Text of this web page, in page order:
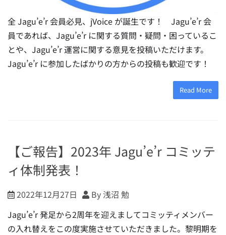
全 Jagu’e’r 会員必見、jVoice が誕生です！ Jagu’e’r 会
員であれば、Jagu’e’r に関する質問・疑問・困っているこ
とや、Jagu’e’r 運営に関する意見を投稿いただけます。
Jagu’e’r に参加したばかりの方からの投稿も歓迎です！
Read More
【ご報告】2023年 Jagu’e’r コミッテ
ィ体制発表！
2022年12月27日
By 浅沼 勉
Jagu’e’r 発足から2周年を迎えましてコミッティメンバー
の入れ替えをこの度実施させていただきました。黎明期を